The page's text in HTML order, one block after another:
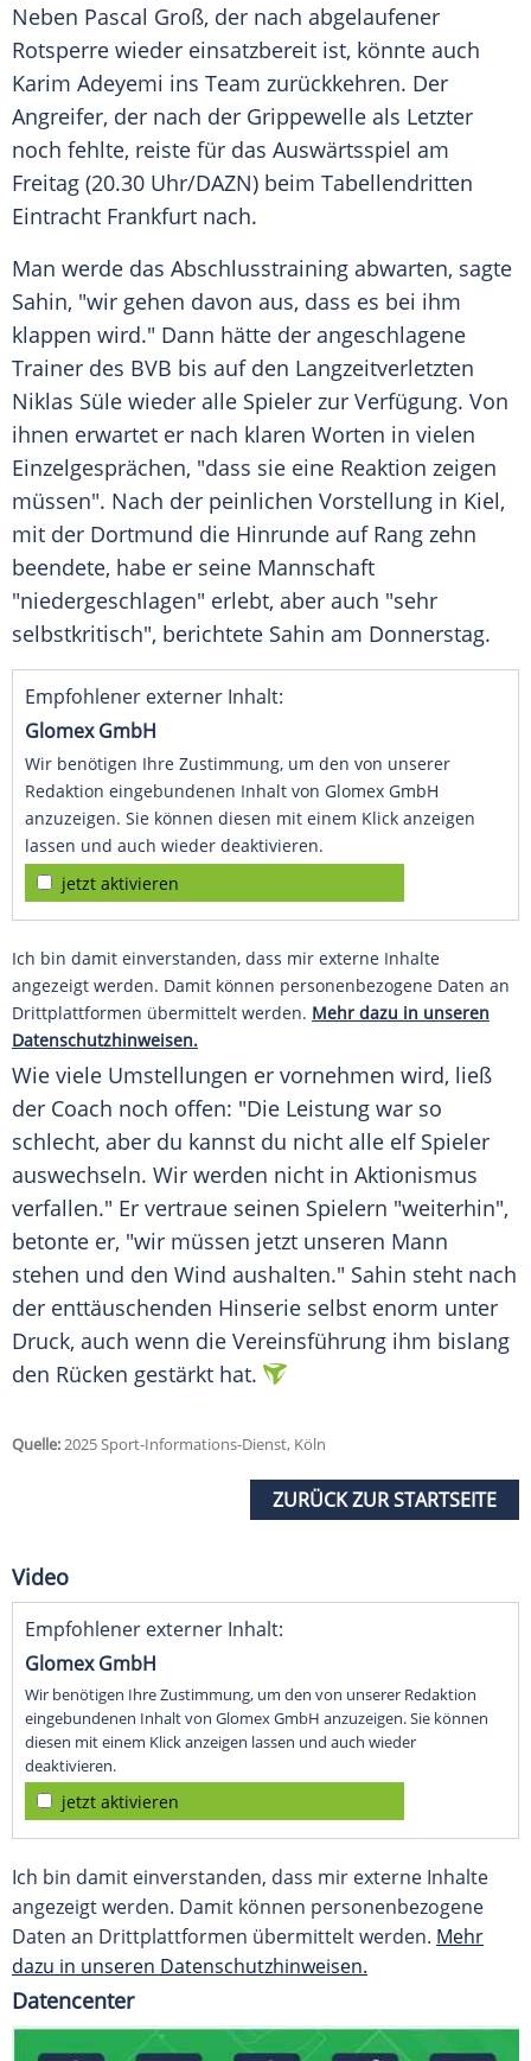
Neben Pascal Groß, der nach abgelaufener
Rotsperre wieder einsatzbereit ist, könnte auch
Karim Adeyemi ins Team zurückkehren. Der
Angreifer, der nach der Grippewelle als Letzter
noch fehlte, reiste für das Auswärtsspiel am
Freitag (20.30 Uhr/DAZN) beim Tabellendritten
Eintracht Frankfurt nach.
Man werde das Abschlusstraining abwarten, sagte
Sahin, "wir gehen davon aus, dass es bei ihm
klappen wird." Dann hätte der angeschlagene
Trainer des BVB bis auf den Langzeitverletzten
Niklas Süle wieder alle Spieler zur Verfügung. Von
ihnen erwartet er nach klaren Worten in vielen
Einzelgesprächen, "dass sie eine Reaktion zeigen
müssen". Nach der peinlichen Vorstellung in Kiel,
mit der Dortmund die Hinrunde auf Rang zehn
beendete, habe er seine Mannschaft
"niedergeschlagen" erlebt, aber auch "sehr
selbstkritisch", berichtete Sahin am Donnerstag.
Empfohlener externer Inhalt:
Glomex GmbH
Wir benötigen Ihre Zustimmung, um den von unserer
Redaktion eingebundenen Inhalt von Glomex GmbH
anzuzeigen. Sie können diesen mit einem Klick anzeigen
lassen und auch wieder deaktivieren.
jetzt aktivieren
Ich bin damit einverstanden, dass mir externe Inhalte
angezeigt werden. Damit können personenbezogene Daten an
Drittplattformen übermittelt werden. Mehr dazu in unseren
Datenschutzhinweisen.
Wie viele Umstellungen er vornehmen wird, ließ
der Coach noch offen: "Die Leistung war so
schlecht, aber du kannst du nicht alle elf Spieler
auswechseln. Wir werden nicht in Aktionismus
verfallen." Er vertraue seinen Spielern "weiterhin",
betonte er, "wir müssen jetzt unseren Mann
stehen und den Wind aushalten." Sahin steht nach
der enttäuschenden Hinserie selbst enorm unter
Druck, auch wenn die Vereinsführung ihm bislang
den Rücken gestärkt hat.
Quelle:2025 Sport-Informations-Dienst, Köln
ZURÜCK ZUR STARTSEITE
Video
Empfohlener externer Inhalt:
Glomex GmbH
Wir benötigen Ihre Zustimmung, um den von unserer Redaktion
eingebundenen Inhalt von Glomex GmbH anzuzeigen. Sie können
diesen mit einem Klick anzeigen lassen und auch wieder
deaktivieren.
jetzt aktivieren
Ich bin damit einverstanden, dass mir externe Inhalte
angezeigt werden. Damit können personenbezogene
Daten an Drittplattformen übermittelt werden. Mehr
dazu in unseren Datenschutzhinweisen.
Datencenter